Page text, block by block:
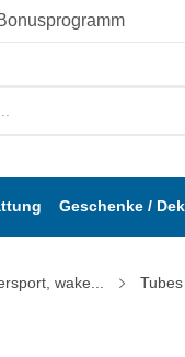
Geschenke /
wake... Tubes